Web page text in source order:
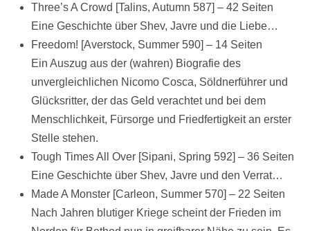
Three’s A Crowd [Talins, Autumn 587] – 42 Seiten
Eine Geschichte über Shev, Javre und die Liebe…
Freedom! [Averstock, Summer 590] – 14 Seiten
Ein Auszug aus der (wahren) Biografie des
unvergleichlichen Nicomo Cosca, Söldnerführer und
Glücksritter, der das Geld verachtet und bei dem
Menschlichkeit, Fürsorge und Friedfertigkeit an erster
Stelle stehen.
Tough Times All Over [Sipani, Spring 592] – 36 Seiten
Eine Geschichte über Shev, Javre und den Verrat…
Made A Monster [Carleon, Summer 570] – 22 Seiten
Nach Jahren blutiger Kriege scheint der Frieden im